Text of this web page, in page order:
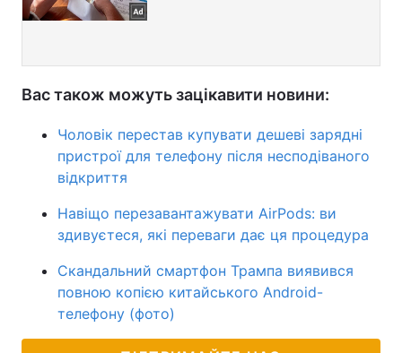
Вас також можуть зацікавити новини:
Чоловік перестав купувати дешеві зарядні
пристрої для телефону після несподіваного
відкриття
Навіщо перезавантажувати AirPods: ви
здивуєтеся, які переваги дає ця процедура
Скандальний смартфон Трампа виявився
повною копією китайського Android-
телефону (фото)